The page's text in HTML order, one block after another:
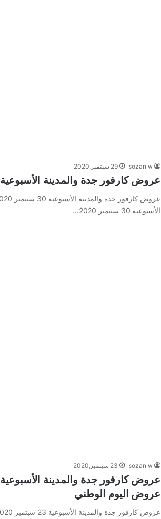
sozan w 29 سبتمبر,2020
عروض كارفور جدة والمدينة الأسبوعية 30 سبتمبر 2020 الموافق 13 صفر 1442
الأسبوعية 30 سبتمبر 2020…
sozan w 23 سبتمبر,2020
عروض اليوم الوطني